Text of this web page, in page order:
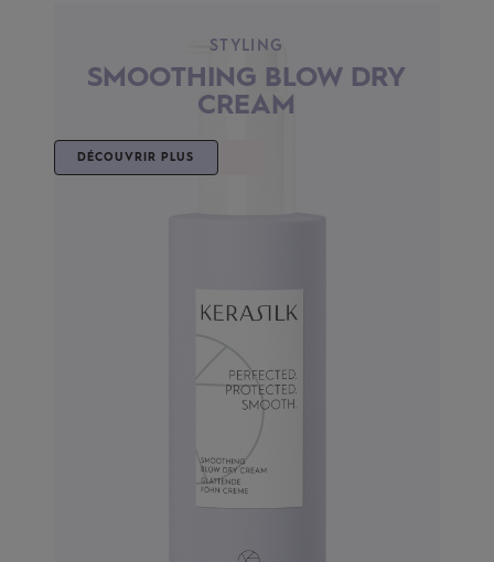
STYLING
SMOOTHING BLOW DRY
CREAM
DÉCOUVRIR PLUS